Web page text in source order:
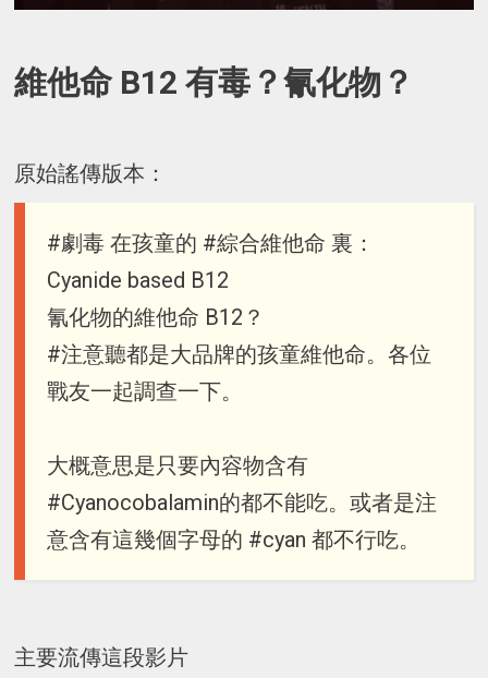
維他命 B12 有毒？氰化物？
原始謠傳版本：
#劇毒 在孩童的 #綜合維他命 裏：
Cyanide based B12
氰化物的維他命 B12？
#注意聽都是大品牌的孩童維他命。各位
戰友一起調查一下。
大概意思是只要內容物含有
#Cyanocobalamin的都不能吃。或者是注
意含有這幾個字母的 #cyan 都不行吃。
主要流傳這段影片